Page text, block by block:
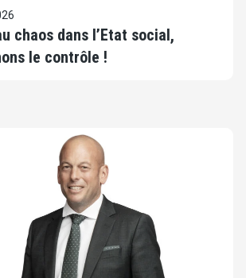
chaos dans l’Etat social,
le contrôle !